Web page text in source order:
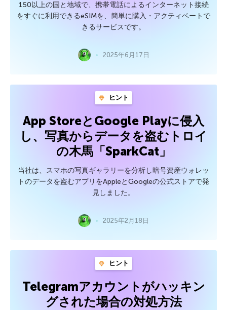
150以上の国と地域で、携帯電話によるインターネット接続
をすぐに利用できるeSIMを、簡単に購入・アクティベートで
きるサービスです。
2025年6月17日
ヒント
App StoreとGoogle Playに侵入
し、写真からデータを盗むトロイ
の木馬「SparkCat」
当社は、スマホの写真ギャラリーを分析し暗号資産ウォレッ
トのデータを盗むアプリをAppleとGoogleの公式ストアで発
見しました。
2025年2月18日
ヒント
Telegramアカウントがハッキン
グされた場合の対処方法